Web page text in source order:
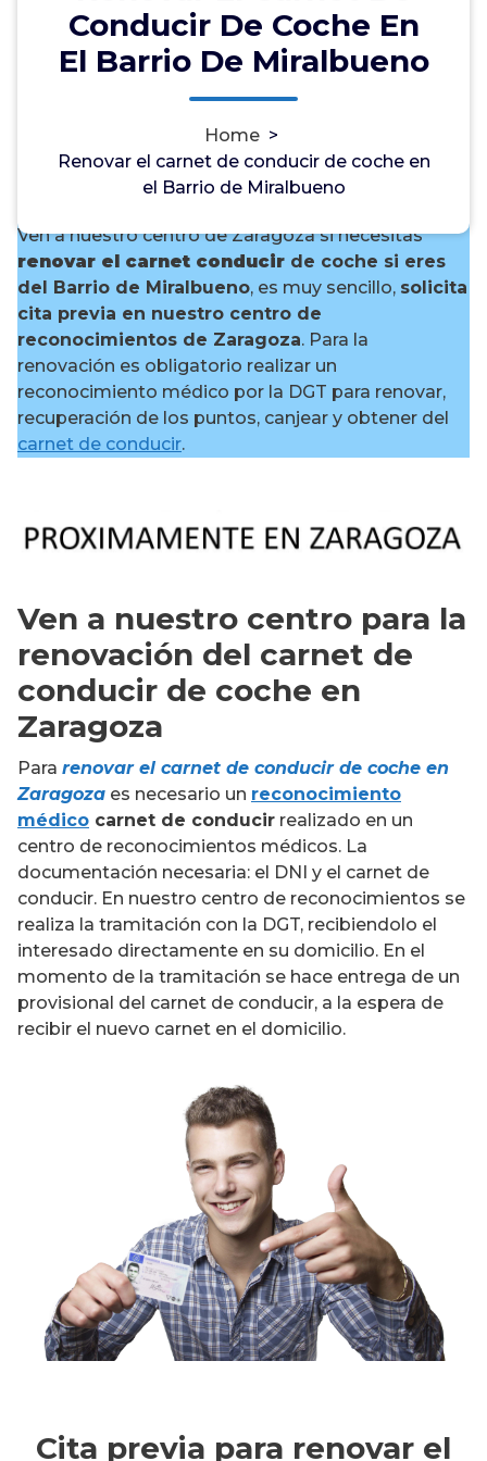
Conducir De Coche En
El Barrio De Miralbueno
Home >
Renovar el carnet de conducir de coche en
el Barrio de Miralbueno
¿Necesitas renovar el carnet
de conducir de coche en el
Barrio de Miralbueno?
Ven a nuestro centro de Zaragoza si necesitas
renovar el carnet conducir de coche si eres
del Barrio de Miralbueno, es muy sencillo, solicita
cita previa en nuestro centro de
reconocimientos de Zaragoza. Para la
renovación es obligatorio realizar un
reconocimiento médico por la DGT para renovar,
recuperación de los puntos, canjear y obtener del
carnet de conducir.
Ven a nuestro centro para la
renovación del carnet de
conducir de coche en
Zaragoza
Para renovar el carnet de conducir de coche en
Zaragoza es necesario un reconocimiento
médico carnet de conducir realizado en un
centro de reconocimientos médicos. La
documentación necesaria: el DNI y el carnet de
conducir. En nuestro centro de reconocimientos se
realiza la tramitación con la DGT, recibiendolo el
interesado directamente en su domicilio. En el
momento de la tramitación se hace entrega de un
provisional del carnet de conducir, a la espera de
recibir el nuevo carnet en el domicilio.
Cita previa para renovar el